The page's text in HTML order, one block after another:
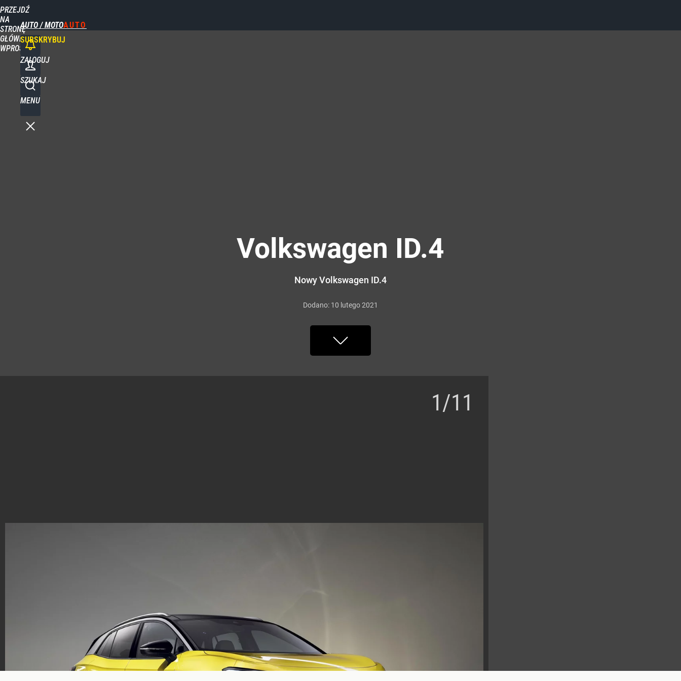
PRZEJDŹ
NA
STRONĘ
GŁÓWNĄ
WPROST.PL
AUTO / MOTO
SUBSKRYBUJ
ZALOGUJ
SZUKAJ
MENU
Volkswagen ID.4
Nowy Volkswagen ID.4
Dodano: 10 lutego2021